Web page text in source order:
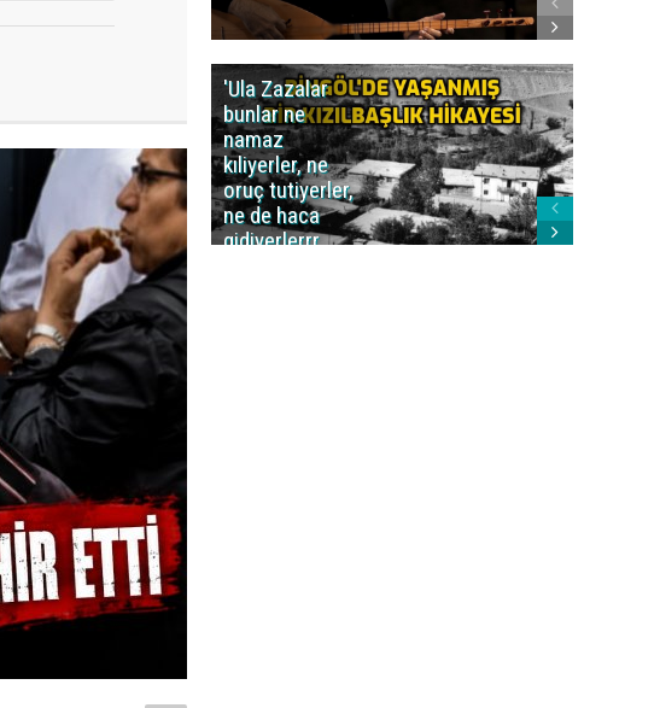
'Ula Zazalar
bunlar ne
namaz
kıliyerler, ne
oruç tutiyerler,
ne de haca
gidiyerlerrr